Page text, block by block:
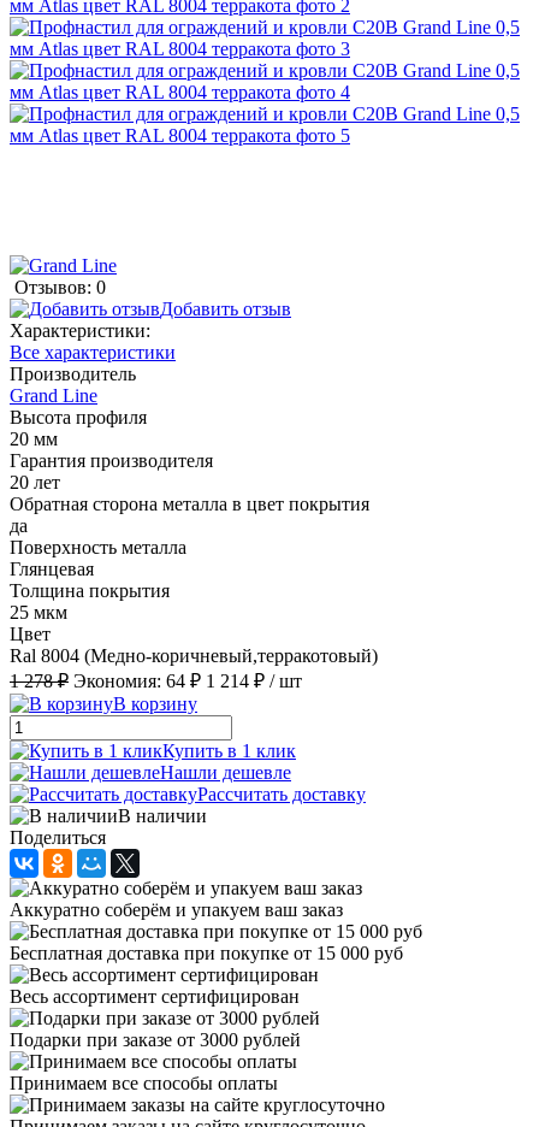
Отзывов: 0
Добавить отзыв
Характеристики:
Все характеристики
Производитель
Grand Line
Высота профиля
20 мм
Гарантия производителя
20 лет
Обратная сторона металла в цвет покрытия
да
Поверхность металла
Глянцевая
Толщина покрытия
25 мкм
Цвет
Ral 8004 (Медно-коричневый,терракотовый)
1 278 ₽ Экономия: 64 ₽ 1 214 ₽ / шт
В корзину
Купить в 1 клик
Нашли дешевле
Рассчитать доставку
В наличии
Поделиться
Аккуратно соберём и упакуем ваш заказ
Бесплатная доставка при покупке от 15 000 руб
Весь ассортимент сертифицирован
Подарки при заказе от 3000 рублей
Принимаем все способы оплаты